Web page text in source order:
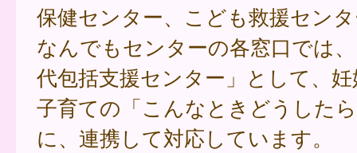
保健センター、こども救援セン
なんでもセンターの各窓口では
代包括支援センター」として、
子育ての「こんなときどうした
に、連携して対応しています。